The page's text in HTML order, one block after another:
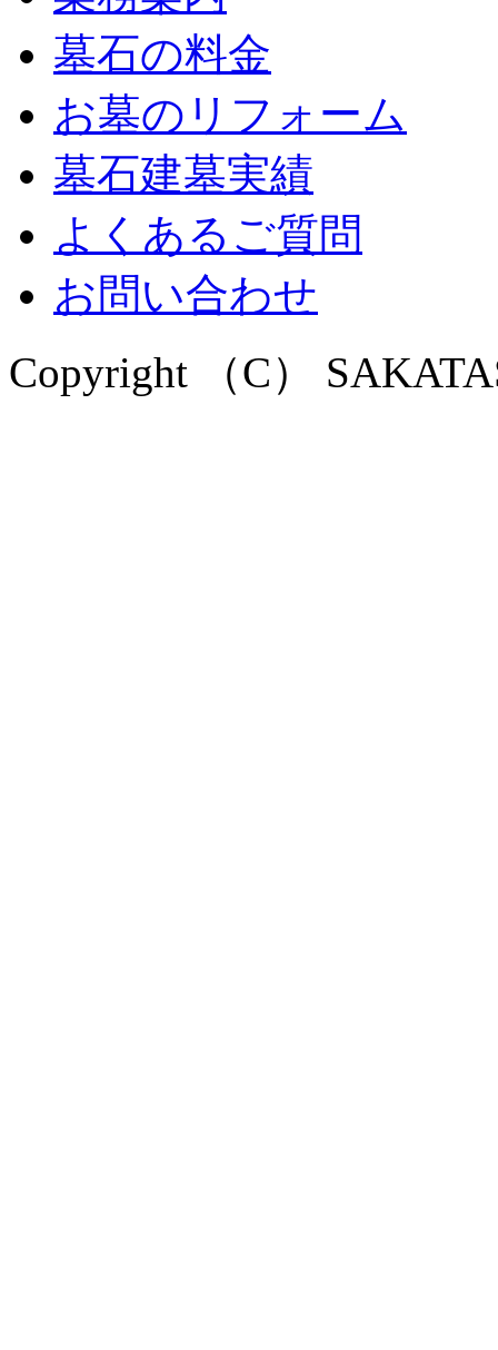
墓石の料金
お墓のリフォーム
墓石建墓実績
よくあるご質問
お問い合わせ
Copyright （C）